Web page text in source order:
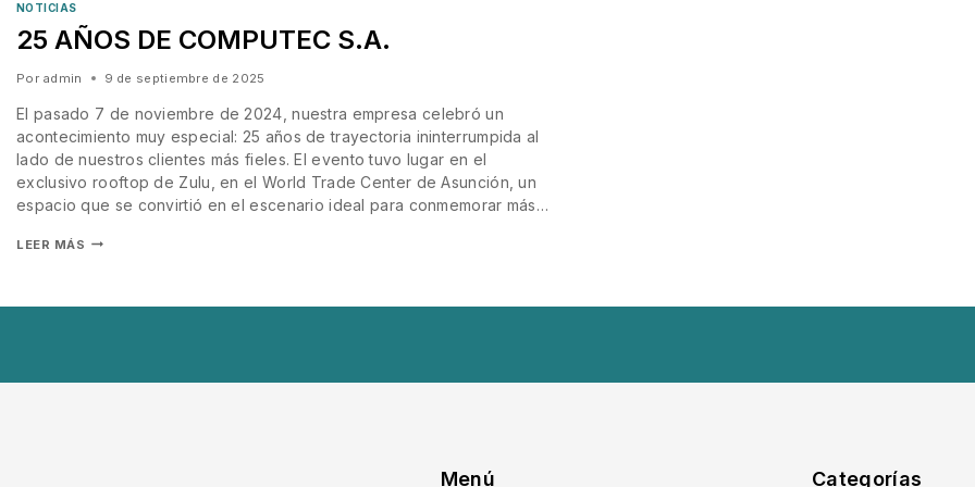
NOTICIAS
25 AÑOS DE COMPUTEC S.A.
Por admin 9 de septiembre de 2025
El pasado 7 de noviembre de 2024, nuestra empresa celebró un
acontecimiento muy especial: 25 años de trayectoria ininterrumpida al
lado de nuestros clientes más fieles. El evento tuvo lugar en el
exclusivo rooftop de Zulu, en el World Trade Center de Asunción, un
espacio que se convirtió en el escenario ideal para conmemorar más…
LEER MÁS
Menú Categorías